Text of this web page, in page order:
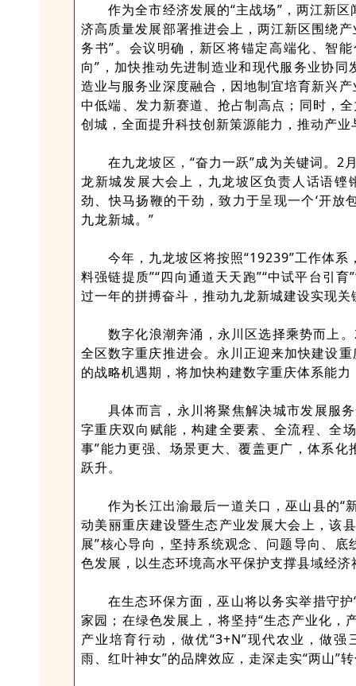
作为全市经济发展的“主战场”，两江新
济高质量发展部署推进会上，两江新区围绕
务书”。会议明确，新区将锚定高端化、智
向”，加快推动先进制造业和现代服务业协
造业与服务业深度融合，因地制宜培育新兴
中低端、发力新赛道、抢占制高点；同时，
创城，全面提升科技创新策源能力，推动产业
在九龙坡区，“奋力一跃”成为关键词。
龙新城发展大会上，九龙坡区负责人话语
劲、快马扬鞭的干劲，致力于呈现一个‘开放
九龙新城。”
今年，九龙坡区将按照“19239”工作体系
料强链提质”“四向通道天天跑”“中试平台引
过一年的拼搏奋斗，推动九龙新城建设实现关
数字化浪潮奔涌，永川区选择乘势而上
全区数字重庆推进会。永川正迎来加快建设
的战略机遇期，将加快构建数字重庆体系能
具体而言，永川将聚焦解决城市发展服
字重庆双向赋能，构建全要素、全流程、全
事”能力更强、场景更大、覆盖更广，体系
跃升。
作为长江出渝最后一道关口，巫山县的“
动美丽重庆建设暨生态产业发展大会上，该
展”核心导向，坚持系统观念、问题导向、
色发展，以生态环境高水平保护支撑县域经
在生态环保方面，巫山将以务实举措守
家园；在绿色发展上，将坚持“生态产业化，
产业培育行动，做优“3+N”现代农业，做
雨、红叶神女”的品牌效应，走深走实“两山”